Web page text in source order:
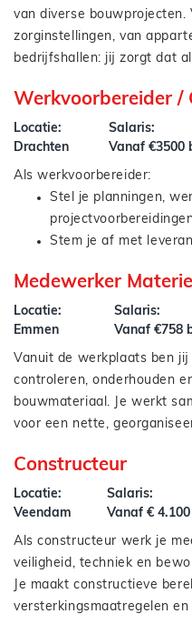
aan de projectleider;
Oplossen van
on mentaliteit.
ondersteunt en voor elkaar
van diverse bouwprojecten.
zorginstellingen, van
bedrijfshallen: jij zorgt dat
uit;
Stelt overall
Coördineert
tijd;
Houdt contact met
over levering van
Zorgt dat het
Je werkt intensief samen
partners om tot een soepel
komen. Je standplaats
team de markt gaat
Locatie:
Drachten
Salaris:
Vanaf €3500
Als werkvoorbereider:
Stel je planningen,
Stem je af met
Houd je toezicht op
Bezoek je regelmatig
uitvoerders
Bewaak je de
uitvoering waar nodig
Als calculator:
Bereken je kosten en
Breng je risico’s in
BouwWorks
Verzamel je
met projectleiders
Denk je mee over
Medewerker
Locatie:
Emmen
Salaris:
Vanaf €758
Vanuit de werkplaats ben
controleren, onderhouden
bouwmateriaal. Je werkt
voor een nette,
Uitvoeren van kleine
Verwerken van
Laden en lossen van
Schoonmaken,
bouwketen,
Zorgdragen voor een
Constructeur
Locatie:
Veendam
Salaris:
Vanaf €
Als constructeur werk je
veiligheid, techniek en
Je maakt constructieve
versterkingsmaatregelen